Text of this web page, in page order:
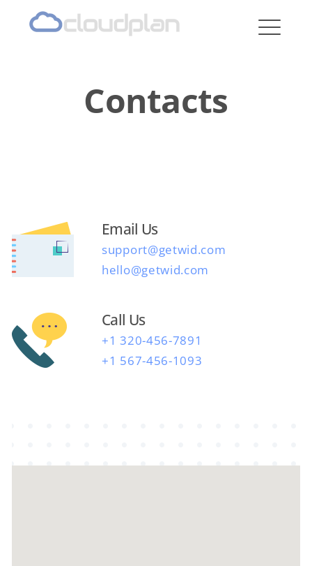
cloudplan
Contacts
Email Us
support@getwid.com
hello@getwid.com
Call Us
+1 320-456-7891
+1 567-456-1093